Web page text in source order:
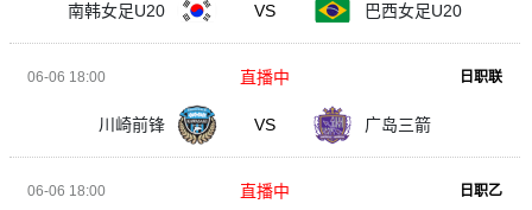
南韩女足U20 VS 巴西女足U20
06-06 18:00 日职联
川崎前锋 VS 广岛三箭
直播中
06-06 18:00 日职乙
直播中